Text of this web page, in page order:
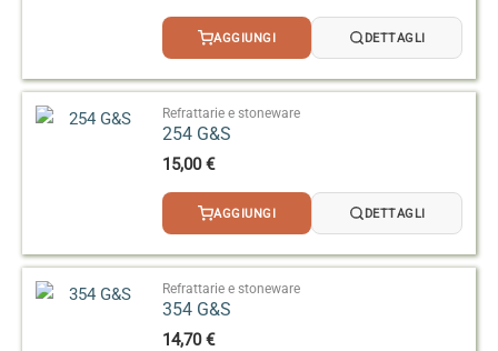
AGGIUNGI DETTAGLI
Refrattarie e stoneware
254 G&S
15,00€
AGGIUNGI DETTAGLI
Refrattarie e stoneware
354 G&S
14,70€